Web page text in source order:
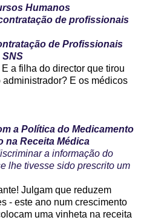
Humanos
de profissionais
de Profissionais
a filha do director que tirou
E os médicos
a Política do Medicamento
na Receita Médica
a informação do
lhe tivesse sido prescrito um
Julgam que reduzem
- este ano num crescimento
uma vinheta na receita